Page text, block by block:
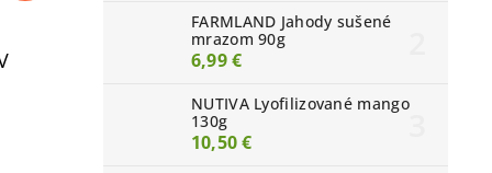
FARMLAND Jahody sušené
mrazom 90g
6,99 €
NUTIVA Lyofilizované mango
130g
10,50 €